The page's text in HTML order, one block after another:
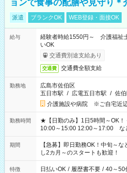
ョンで食事の配膳や見守り＊
派遣 ブランクOK WEB登録・面接OK
給与
経験者時給1550円～ 介護福
いOK
交通費別途支給あり
交通費 交通費全額支給
勤務地
広島市佐伯区
五日市駅 / 広電五日市駅 / 佐
介護施設や病院 ※ご自宅近
勤務時間
★【日勤のみ】1日5時間～OK！ ≪シフト例≫ 9:00～14:00
10:00～15:00 12:00～17:00 な
期間
【急募】即日勤務OK！中旬～
し2カ月～のスタートも歓迎！
特徴 日払いOK / 履歴書不要 / 40～50